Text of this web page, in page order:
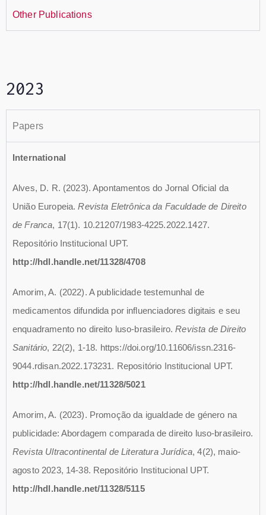
Other Publications
2023
Papers
International
Alves, D. R. (2023). Apontamentos do Jornal Oficial da
União Europeia.Revista Eletrônica da Faculdade de Direito
de Franca, 17(1). 10.21207/1983-4225.2022.1427.
Repositório Institucional UPT.
http://hdl.handle.net/11328/4708
Amorim, A. (2022). A publicidade testemunhal de
medicamentos difundida por influenciadores digitais e seu
enquadramento no direito luso-brasileiro.Revista de Direito
Sanitário, 22(2), 1-18. https://doi.org/10.11606/issn.2316-
9044.rdisan.2022.173231. Repositório Institucional UPT.
http://hdl.handle.net/11328/5021
Amorim, A. (2023). Promoção da igualdade de género na
publicidade: Abordagem comparada de direito luso-brasileiro.
Revista Ultracontinental de Literatura Jurídica, 4(2), maio-
agosto 2023, 14-38. Repositório Institucional UPT.
http://hdl.handle.net/11328/5115